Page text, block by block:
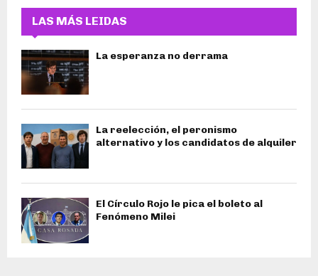
LAS MÁS LEIDAS
La esperanza no derrama
La reelección, el peronismo
alternativo y los candidatos de alquiler
El Círculo Rojo le pica el boleto al
Fenómeno Milei